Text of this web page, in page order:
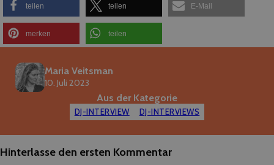
teilen teilen E-Mail
merken teilen
Maria Veitsman
10. Juli 2023
Aus der Kategorie
DJ-INTERVIEW DJ-INTERVIEWS
Hinterlasse den ersten Kommentar